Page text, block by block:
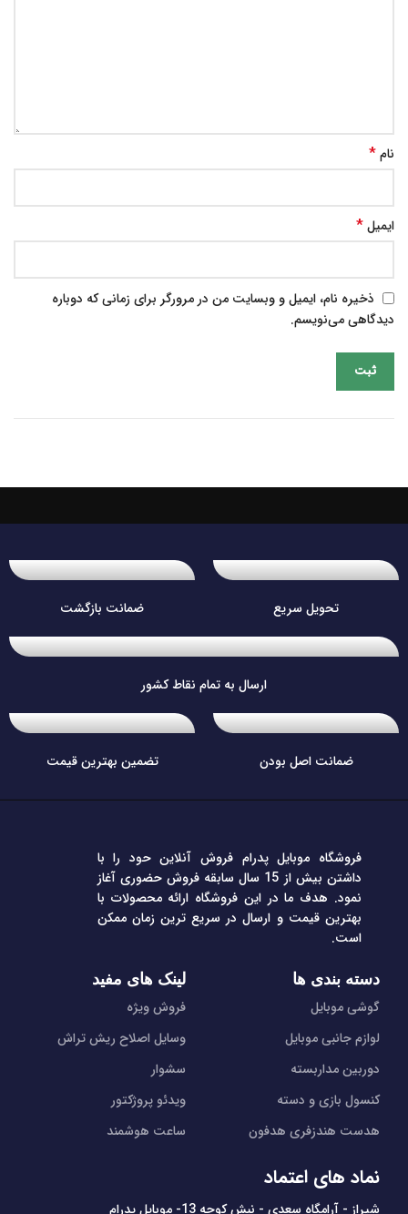
نام*
ایمیل*
ذخیره نام، ایمیل و وبسایت من در مرورگر برای زمانی که دوباره
دیدگاهی می‌نویسم.
تحویل سریع ضمانت بازگشت
ارسال به تمام نقاط کشور
ضمانت اصل بودن تضمین بهترین قیمت
فروشگاه موبایل پدرام فروش آنلاین حود را با
داشتن بیش از 15 سال سابقه فروش حضوری آغاز
نمود. هدف ما در این فروشگاه ارائه محصولات با
بهترین قیمت و ارسال در سریع ترین زمان ممکن
است.
دسته بندی ها
گوشی موبایل
لوازم جانبی موبایل
دوربین مداربسته
کنسول بازی و دسته
هدست هندزفری هدفون
لینک های مفید
فروش ویژه
وسایل اصلاح ریش تراش
سشوار
ویدئو پروژکتور
ساعت هوشمند
نماد های اعتماد
شیراز - آرامگاه سعدی - نبش کوچه 13- موبایل پدرام